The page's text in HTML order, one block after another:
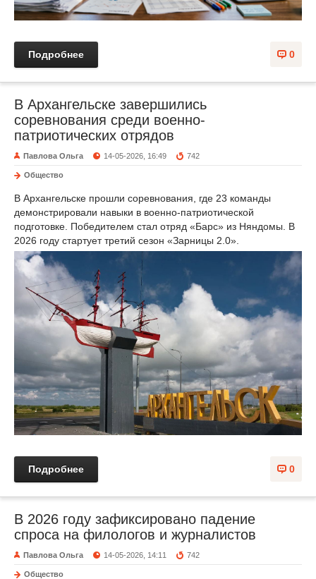
0
Подробнее
В Архангельске завершились
соревнования среди военно-
патриотических отрядов
Павлова Ольга 14-05-2026, 16:49 742
Общество
В Архангельске прошли соревнования, где 23 команды
демонстрировали навыки в военно-патриотической
подготовке. Победителем стал отряд «Барс» из Няндомы. В
2026 году стартует третий сезон «Зарницы 2.0».
0
Подробнее
В 2026 году зафиксировано падение
спроса на филологов и журналистов
Павлова Ольга 14-05-2026, 14:11 742
Общество